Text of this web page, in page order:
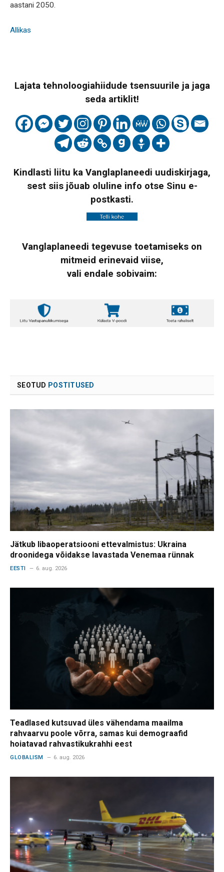
aastani 2050.
Allikas
Lajata tehnoloogiahiidude tsensuurile ja jaga
seda artiklit!
Kindlasti liitu ka Vanglaplaneedi uudiskirjaga,
sest siis jõuab oluline info otse Sinu e-
postkasti.
Vanglaplaneedi tegevuse toetamiseks on
mitmeid erinevaid viise,
vali endale sobivaim:
SEOTUD POSTITUSED
Jätkub libaoperatsiooni ettevalmistus: Ukraina
droonidega võidakse lavastada Venemaa rünnak
EESTI 6. aug. 2026
Teadlased kutsuvad üles vähendama maailma
rahvaarvu poole võrra, samas kui demograafid
hoiatavad rahvastikukrahhi eest
GLOBALISM 6. aug. 2026